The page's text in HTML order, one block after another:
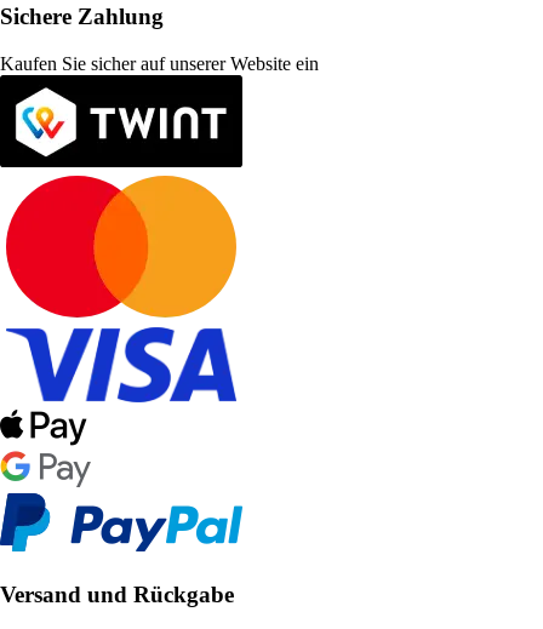
Sichere Zahlung
Kaufen Sie sicher auf unserer Website ein
Versand und Rückgabe